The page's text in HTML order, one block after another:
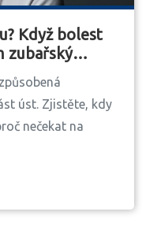
Když bolest
zubařský
úst. Zjistěte, kdy
nečekat na